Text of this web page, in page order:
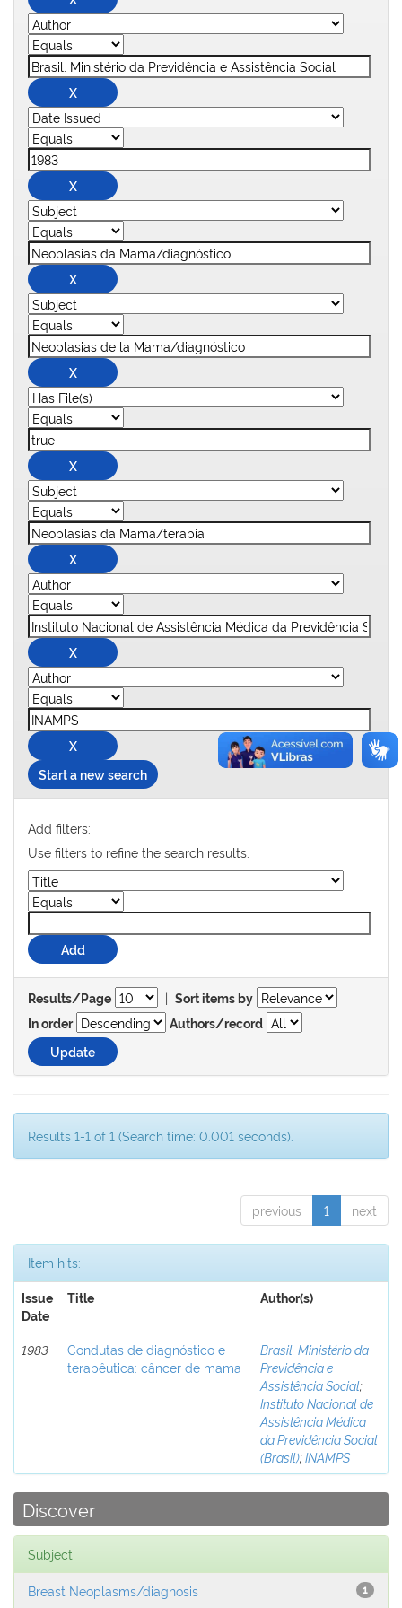
Start a new search
Add filters:
Use filters to refine the search results.
Results/Page | Sort items by
In order
Authors/record
Results 1-1 of 1 (Search time: 0.001 seconds).
previous 1 next
Item hits:
Issue
Date
Title Author(s)
1983
Condutas de diagnóstico e
terapêutica: câncer de mama
Brasil. Ministério da
Previdência e
Assistência Social;
Instituto Nacional de
Assistência Médica
da Previdência Social
(Brasil);INAMPS
Discover
Subject
1
Breast Neoplasms/diagnosis